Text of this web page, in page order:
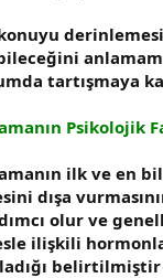
tartışmaya
Psikolojik
ilk ve en
dışa
olur ve
ilişkili
belirtilmiştir